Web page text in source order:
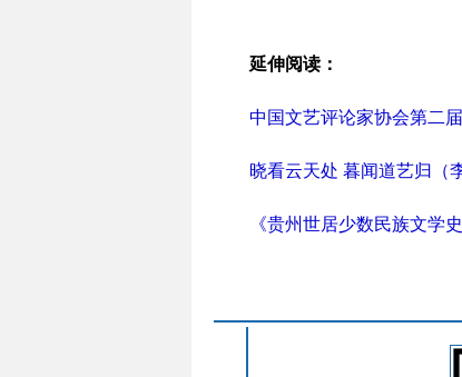
延伸阅读：
中国文艺评论家协会第二
晓看云天处 暮闻道艺归（
《贵州世居少数民族文学